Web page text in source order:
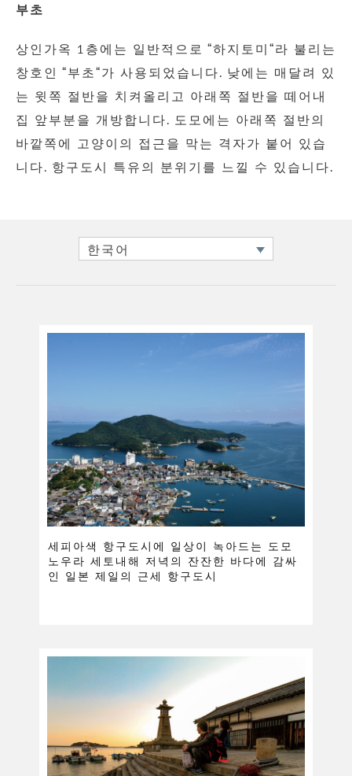
부초
상인가옥 1 층에는 일반적으로 “하지토미 “라 불리는
창호인 “부초“가 사용되었습니다. 낮에는 매달려 있
는 윗쪽 절반을 치켜올리고 아래쪽 절반을 떼어내
집 앞부분을 개방합니다. 도모에는 아래쪽 절반의
바깥쪽에 고양이의 접근을 막는 격자가 붙어 있습
니다. 항구도시 특유의 분위기를 느낄 수 있습니다.
한국어
세피아색 항구도시에 일상이 녹아드는 도모
노우라 세토내해 저녁의 잔잔한 바다에 감싸
인 일본 제일의 근세 항구도시